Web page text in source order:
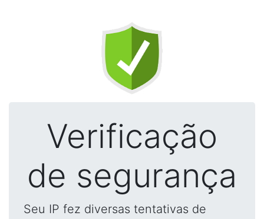
Verificação
de segurança
Seu IP fez diversas tentativas de